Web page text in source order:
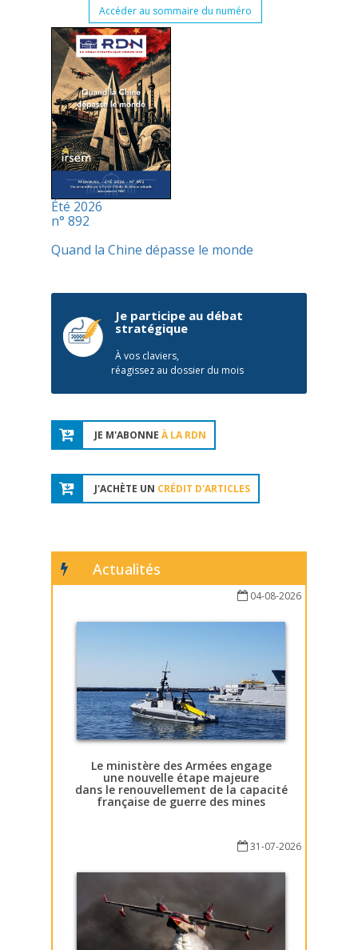
Accéder au sommaire du numéro
Été 2026
n° 892
Quand la Chine dépasse le monde
Je participe au débat
stratégique
À vos claviers,
réagissez au dossier du mois
JE M'ABONNE À LA RDN
J'ACHÈTE UN CRÉDIT D'ARTICLES
Actualités
04-08-2026
Le ministère des Armées engage
une nouvelle étape majeure
dans le renouvellement de la capacité
française de guerre des mines
31-07-2026